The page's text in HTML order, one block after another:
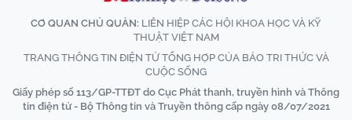
CƠ QUAN CHỦ QUẢN: LIÊN HIỆP CÁC HỘI KHOA HỌC VÀ KỸ
THUẬT VIỆT NAM
TRANG THÔNG TIN ĐIỆN TỬ TỔNG HỢP CỦA BÁO TRI THỨC VÀ
CUỘC SỐNG
Giấy phép số 113/GP-TTĐT do Cục Phát thanh, truyền hình và Thông
tin điện tử - Bộ Thông tin và Truyền thông cấp ngày 08/07/2021